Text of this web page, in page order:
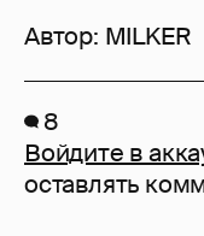
Автор: MILKER
8
Войдите в
оставлять